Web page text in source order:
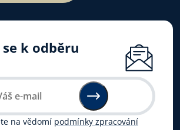
k odběru
na vědomí podmínky zpracování